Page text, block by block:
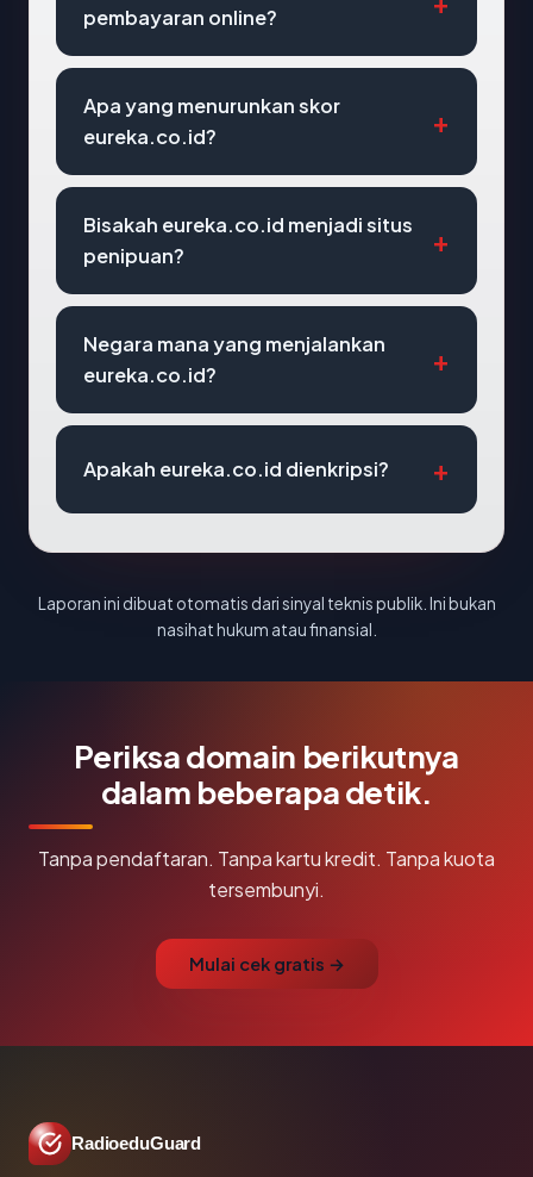
pembayaran online?
Apa yang menurunkan skor
eureka.co.id?
Bisakah eureka.co.id menjadi situs
penipuan?
Negara mana yang menjalankan
eureka.co.id?
Apakah eureka.co.id dienkripsi?
Laporan ini dibuat otomatis dari sinyal teknis publik. Ini bukan
nasihat hukum atau finansial.
Periksa domain berikutnya
dalam beberapa detik.
Tanpa pendaftaran. Tanpa kartu kredit. Tanpa kuota
tersembunyi.
Mulai cek gratis →
RadioeduGuard